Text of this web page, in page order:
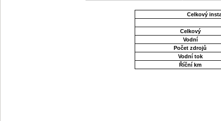
Celkový
Celkový
Vodní
Počet zdrojů
Vodní tok
Říční km